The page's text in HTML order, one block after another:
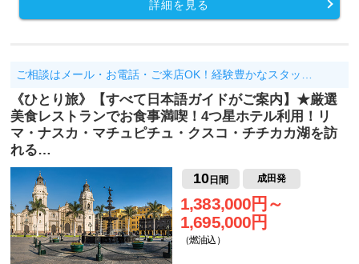
詳細を見る
ご相談はメール・お電話・ご来店OK！経験豊かなスタッ…
《ひとり旅》【すべて日本語ガイドがご案内】★厳選
美食レストランでお食事満喫！4つ星ホテル利用！リ
マ・ナスカ・マチュピチュ・クスコ・チチカカ湖を訪
れる…
10日間 成田発
1,383,000円～
1,695,000円
（燃油込）